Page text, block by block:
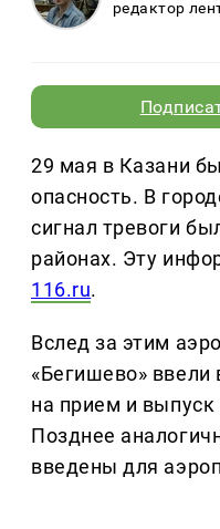
редактор
29 мая в Казани
опасность. В
сигнал тревоги
районах. Эту
116.ru.
Вслед за этим
«Бегишево»
на прием и
Позднее
введены для